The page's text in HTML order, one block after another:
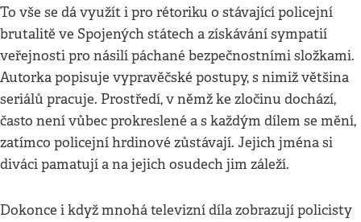
To vše se dá využít i pro rétoriku o stávající policejní
brutalitě ve Spojených státech a získávání sympatií
veřejnosti pro násilí páchané bezpečnostními složkami.
Autorka popisuje vypravěčské postupy, s nimiž většina
seriálů pracuje. Prostředí, v němž ke zločinu dochází,
často není vůbec prokreslené a s každým dílem se mění,
zatímco policejní hrdinové zůstávají. Jejich jména si
diváci pamatují a na jejich osudech jim záleží.
Dokonce i když mnohá televizní díla zobrazují policisty